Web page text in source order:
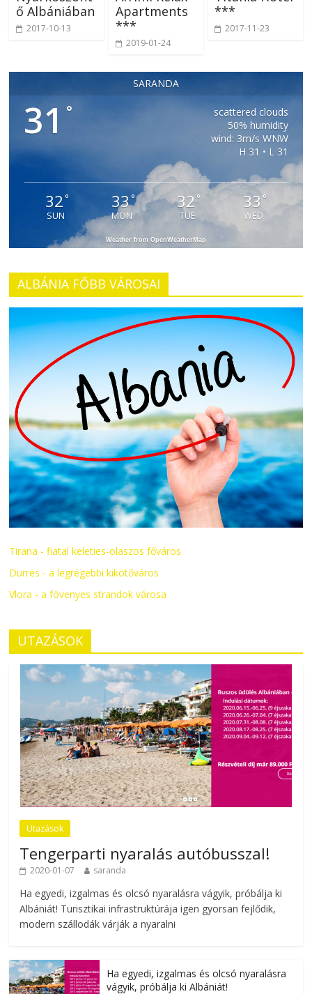
ő Albániában
2017-10-13
Apartments
***
2019-01-24
***
2017-11-23
SARANDA
31 °
scattered clouds
50% humidity
wind: 3m/s WNW
H 31 • L 31
32°
SUN
33°
MON
32 °
TUE
33 °
WED
Weather from OpenWeatherMap
ALBÁNIA FŐBB VÁROSAI
Tirana - fiatal keleties-olaszos főváros
Durrës - a legrégebbi kikötőváros
Vlora - a fövenyes strandok városa
UTAZÁSOK
Utazások
Tengerparti nyaralás autóbusszal!
2020-01-07 saranda
Ha egyedi, izgalmas és olcsó nyaralásra vágyik, próbálja ki
Albániát! Turisztikai infrastruktúrája igen gyorsan fejlődik,
modern szállodák várják a nyaralni
Ha egyedi, izgalmas és olcsó nyaralásra
vágyik, próbálja ki Albániát!